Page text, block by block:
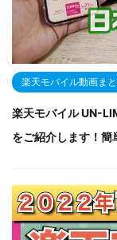
楽天モバイル動画ま
楽天モバイル UN-
をご紹介します！簡